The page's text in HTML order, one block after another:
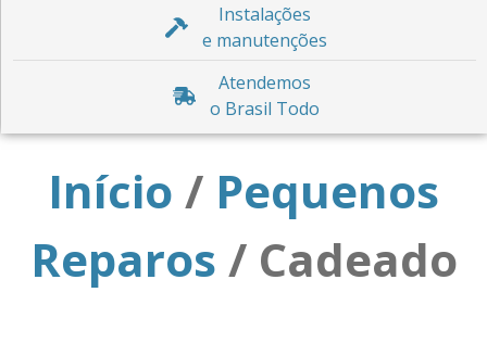
Instalações
e manutenções
Atendemos
o Brasil Todo
Início / Pequenos
Reparos / Cadeado